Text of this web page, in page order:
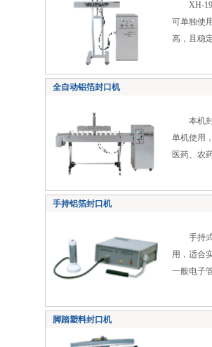
XH-
可单独使
高，且稳
全自动铝箔封口机
本机封
单机使用
医药、农
手持铝箔封口机
手持式
用，适合
一般电子
脚踏塑料封口机